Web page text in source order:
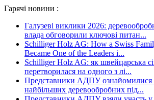
Гарячі новини :
Галузеві виклики 2026:
влада обговорили ключові питан...
Schilliger Holz AG: How a Swiss
Became One of the Leaders i...
Schilliger Holz AG: як швейцарська
перетворилася на одного з лі...
Представники АДПУ ознайомилися
найбільших деревообробних під...